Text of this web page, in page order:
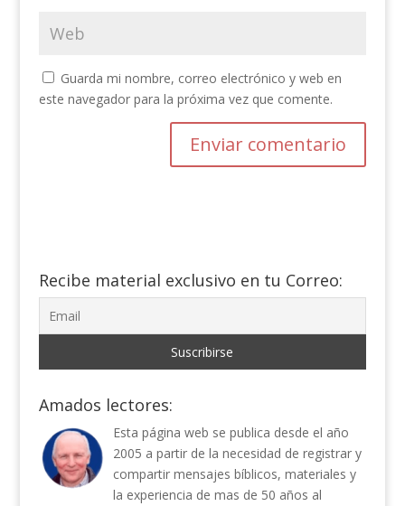
Guarda mi nombre, correo electrónico y web en
este navegador para la próxima vez que comente.
Recibe material exclusivo en tu Correo:
Amados lectores:
Esta página web se publica desde el año
2005 a partir de la necesidad de registrar y
compartir mensajes bíblicos, materiales y
la experiencia de mas de 50 años al